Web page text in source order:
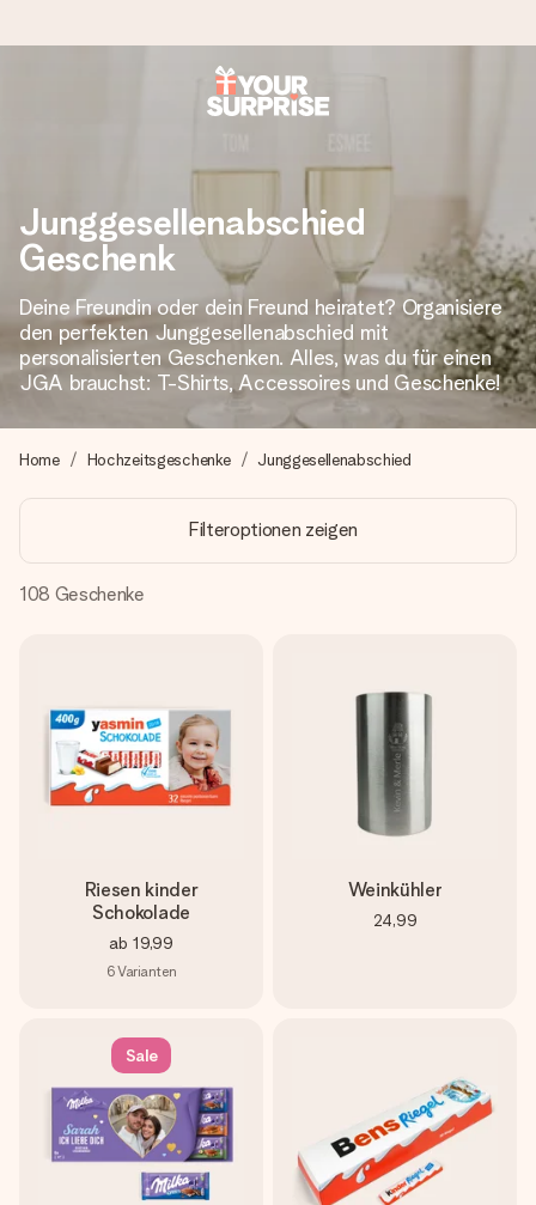
Wir bereiten dein Geschenk sorgfältig vor und schicken es
überreichen kannst, wenn es am meisten zählt.
4,8 (basierend auf +15.000 Bewertungen)
Unsere Geschenke begeistern. Kunden bewerten uns mit
4,8 bei Google Reviews (Gesamtergebnis aller Länder, in
+49 39292 929695
Montag - Freitag : 8:30 - 17:00 Uhr
Samstag - Sonntag : 8:30 - 13:00 Uhr
Junggesellenabschied
Geschenk
Deine Freundin oder dein Freund heiratet? Organisiere
den perfekten Junggesellenabschied mit
personalisierten Geschenken. Alles, was du für einen
JGA brauchst: T-Shirts, Accessoires und Geschenke!
Home Hochzeitsgeschenke Junggesellenabschied
Filteroptionen zeigen
108 Geschenke
Riesen kinder
Schokolade
ab 19,99
6Varianten
Weinkühler
24,99
Sale